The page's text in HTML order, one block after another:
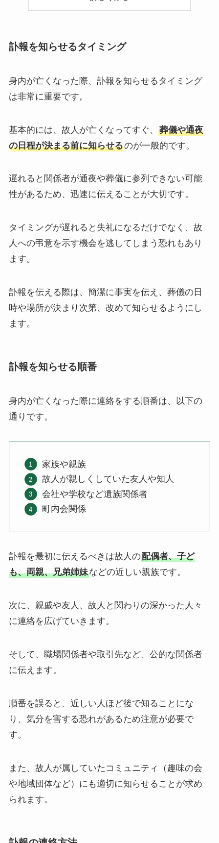
訃報を知らせるタイミング
身内が亡くなった際、訃報を知らせるタイミング
は非常に重要です。
基本的には、故人が亡くなってすぐ、 葬儀や通夜
の日程が決まる前に知らせるのが一般的です。
遅れると関係者が通夜や葬儀に参列できない可能
性があるため、迅速に伝えることが大切です。
タイミングが遅れると失礼になるだけでなく、故
人への弔意を示す機会を逃してしまう恐れもあり
ます。
訃報を伝える際は、簡潔に事実を伝え、葬儀の日
時や場所が決まり次第、改めて知らせるようにし
ます。
訃報を知らせる順番
身内が亡くなった際に連絡をする順番は、以下の
通りです。
家族や親族
故人が親しくしていた友人や知人
会社や学校など遺族関係者
町内会関係
訃報を最初に伝えるべきは故人の配偶者、子ど
も、両親、兄弟姉妹などの近しい親族です。
次に、親戚や友人、故人と関わりの深かった人々
に連絡を広げていきます。
そして、職場関係者や取引先など、公的な関係者
に伝えます。
順番を誤ると、近しい人ほど後で知ることにな
り、気分を害する恐れがあるため注意が必要で
す。
また、故人が属していたコミュニティ（趣味の会
や地域団体など）にも適切に知らせることが求め
られます。